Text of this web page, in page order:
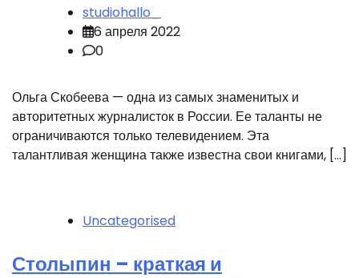
studiohallo_
6 апреля 2022
0
Ольга Скобеева — одна из самых знаменитых и
авторитетных журналисток в России. Ее таланты не
ограничиваются только телевидением. Эта
талантливая женщина также известна свои книгами, […]
Uncategorised
Столыпин – краткая и